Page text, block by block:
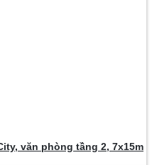
văn phòng tầng 2, 7x15m